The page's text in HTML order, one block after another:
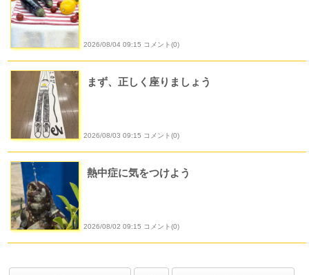
2026/08/04 09:15 コメント(0)
まず、正しく座りましょう
2026/08/03 09:15 コメント(0)
熱中症に気をつけよう
2026/08/02 09:15 コメント(0)